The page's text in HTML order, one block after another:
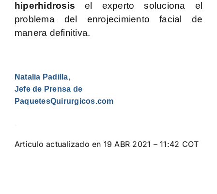
hiperhidrosis el experto soluciona el
problema del enrojecimiento facial de
manera definitiva.
Natalia Padilla,
Jefe de Prensa de
PaquetesQuirurgicos.com
Articulo actualizado en 19 ABR 2021 – 11:42 COT